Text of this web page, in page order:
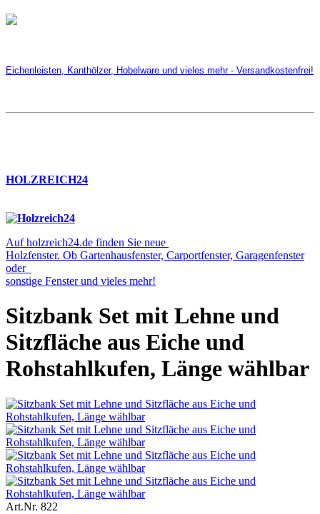
Eichenleisten, Kanthölzer, Hobelware und vieles mehr - Versandkostenfrei!
HOLZREICH24
Auf holzreich24.de finden Sie neue
Holzfenster. Ob Gartenhausfenster, Carportfenster, Garagenfenster
oder
sonstige Fenster und vieles mehr!
Sitzbank Set mit Lehne und
Sitzfläche aus Eiche und
Rohstahlkufen, Länge wählbar
Art.Nr. 822